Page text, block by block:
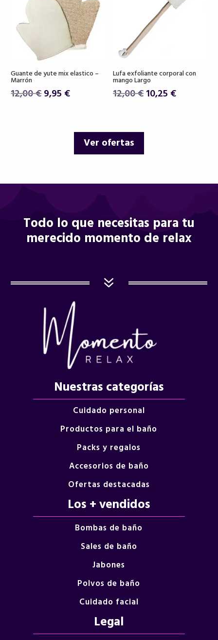
Guante de yute mix elastico –
Marrón
12,00€El
9,95 €El
es:
9,95 €.
Lufa exfoliante corporal con
mango Largo
12,00€El
10,25 €El
Ver ofertas
Todo lo que necesitas para tu
merecido momento de relax
7
Nuestras categorías
Cuidado personal
Productos para el baño
Packs y regalos
Accesorios de baño
Ofertas destacadas
Los + vendidos
Bombas de baño
Sales de baño
Jabones
Polvos de baño
Cuidado facial
Legal